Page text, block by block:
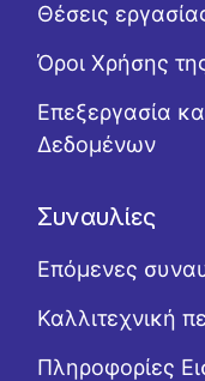
Θέσεις
Όροι Χρήσης
Επεξεργασία
Δεδομένων
Συναυλίες
Επόμενες
Καλλιτεχνική
Πληροφορίες